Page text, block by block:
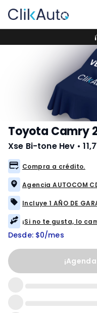
¡
Toyota Camry
Xse Bi-tone Hev •
Compra a crédito.
Agencia AUTOCOM
Incluye 1 AÑO DE
¡Si no te gusta, lo
Desde: $0/mes